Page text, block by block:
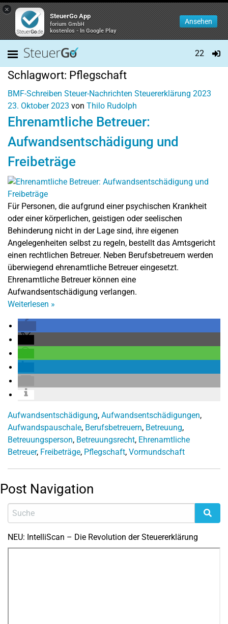
×
SteuerGo App
forium GmbH
kostenlos - In Google Play
Ansehen
22
Schlagwort: Pflegschaft
BMF-Schreiben Steuer-Nachrichten Steuererklärung 2023
23. Oktober 2023 von Thilo Rudolph
Ehrenamtliche Betreuer:
Aufwandsentschädigung und
Freibeträge
Für Personen, die aufgrund einer psychischen Krankheit
oder einer körperlichen, geistigen oder seelischen
Behinderung nicht in der Lage sind, ihre eigenen
Angelegenheiten selbst zu regeln, bestellt das Amtsgericht
einen rechtlichen Betreuer. Neben Berufsbetreuern werden
überwiegend ehrenamtliche Betreuer eingesetzt.
Ehrenamtliche Betreuer können eine
Aufwandsentschädigung verlangen.
Weiterlesen »
Aufwandsentschädigung, Aufwandsentschädigungen,
Aufwandspauschale, Berufsbetreuern, Betreuung,
Betreuungsperson, Betreuungsrecht, Ehrenamtliche
Betreuer, Freibeträge, Pflegschaft, Vormundschaft
Post Navigation
NEU: IntelliScan – Die Revolution der Steuererklärung